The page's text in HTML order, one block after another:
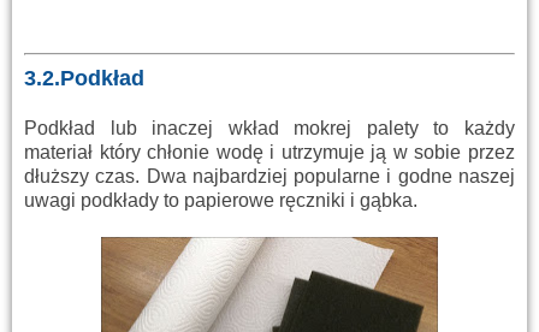
3.2.Podkład
Podkład lub inaczej wkład mokrej palety to każdy
materiał który chłonie wodę i utrzymuje ją w sobie przez
dłuższy czas. Dwa najbardziej popularne i godne naszej
uwagi podkłady to papierowe ręczniki i gąbka.